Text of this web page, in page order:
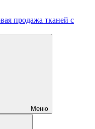
продажа тканей с
Меню